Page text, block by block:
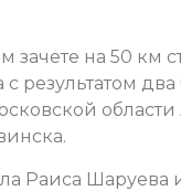
на 50 км
два
Раиса Шаруева